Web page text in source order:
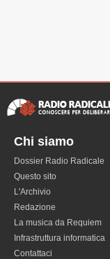
Chi siamo
Dossier Radio Radicale
Questo sito
L'Archivio
Redazione
La musica da Requiem
Infrastruttura informatica
Contattaci